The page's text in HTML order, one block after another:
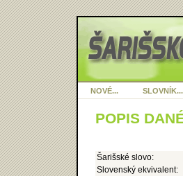
NOVÉ... SLOVNÍK...
POPIS
Šarišské slovo:
Slovenský ekvivalent: